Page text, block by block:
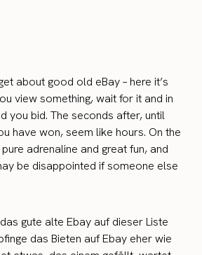
about good old eBay – here it’s
view something, wait for it and in
you bid. The seconds after, until
have won, seem like hours. On the
adrenaline and great fun, and
be disappointed if someone else
gute alte Ebay auf dieser Liste
das Bieten auf Ebay eher wie